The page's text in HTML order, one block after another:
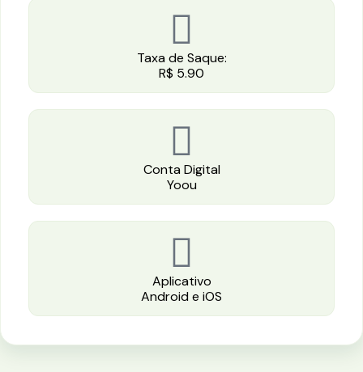
Taxa de Saque:
R$ 5.90
Conta Digital
Yoou
Aplicativo
Android e iOS